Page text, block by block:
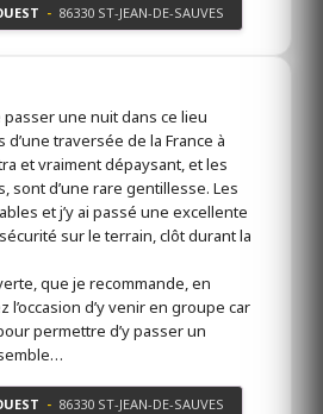
- 86330 ST-JEAN-DE-SAUVES
passer une nuit dans ce lieu
traversée de la France à
et vraiment dépaysant, et les
sont d’une rare gentillesse. Les
et j’y ai passé une excellente
sur le terrain, clôt durant la
que je recommande, en
l’occasion d’y venir en groupe car
permettre d’y passer un
- 86330 ST-JEAN-DE-SAUVES